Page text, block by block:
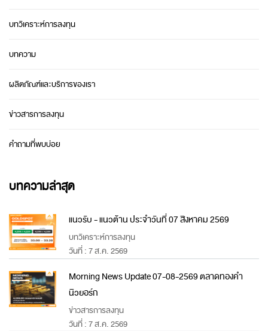
บทวิเคราะห์การลงทุน
บทความ
ผลิตภัณฑ์และบริการของเรา
ข่าวสารการลงทุน
คำถามที่พบบ่อย
บทความล่าสุด
แนวรับ - แนวต้าน ประจำวันที่ 07 สิงหาคม 2569
บทวิเคราะห์การลงทุน
วันที่ : 7 ส.ค. 2569
Morning News Update 07-08-2569 ตลาดทองคำ
นิวยอร์ก
ข่าวสารการลงทุน
วันที่ : 7 ส.ค. 2569